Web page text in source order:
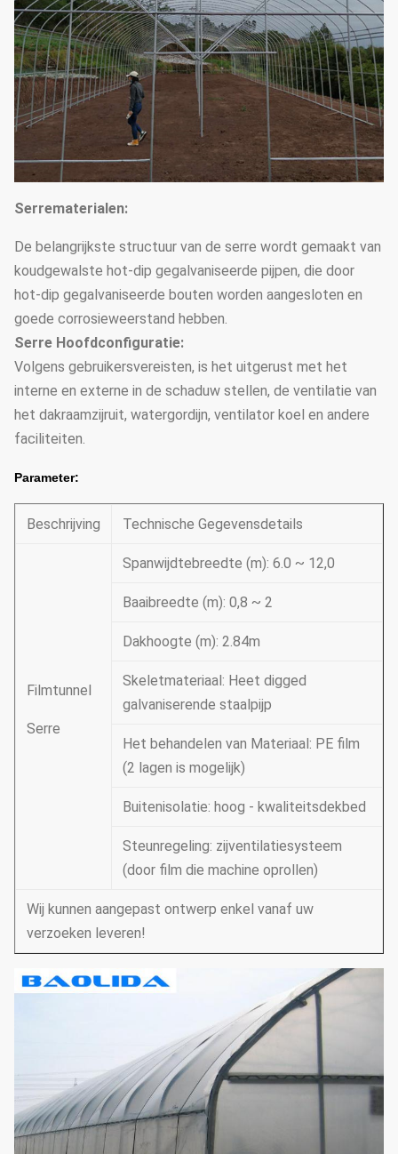
Serrematerialen:
De belangrijkste structuur van de serre wordt gemaakt van
koudgewalste hot-dip gegalvaniseerde pijpen, die door
hot-dip gegalvaniseerde bouten worden aangesloten en
goede corrosieweerstand hebben.
Serre Hoofdconfiguratie:
Volgens gebruikersvereisten, is het uitgerust met het
interne en externe in de schaduw stellen, de ventilatie van
het dakraamzijruit, watergordijn, ventilator koel en andere
faciliteiten.
Parameter:
Beschrijving Technische Gegevensdetails
Filmtunnel
Serre
Spanwijdtebreedte (m): 6.0 ~ 12,0
Baaibreedte (m): 0,8 ~ 2
Dakhoogte (m): 2.84m
Skeletmateriaal: Heet digged
galvaniserende staalpijp
Het behandelen van Materiaal: PE film
(2 lagen is mogelijk)
Buitenisolatie: hoog - kwaliteitsdekbed
Steunregeling: zijventilatiesysteem
(door film die machine oprollen)
Wij kunnen aangepast ontwerp enkel vanaf uw
verzoeken leveren!